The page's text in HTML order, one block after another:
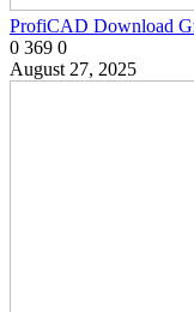
ProfiCAD Download
0 369 0
August 27, 2025